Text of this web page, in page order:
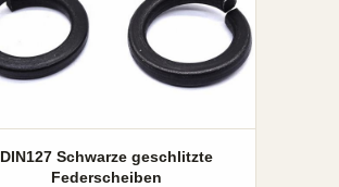
DIN127 Schwarze geschlitzte
Federscheiben